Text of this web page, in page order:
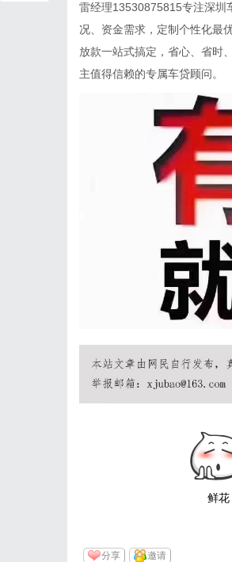
雷经理13530875815专注深圳
况、资金需求，定制个性化最
放款一站式搞定，省心、省时
主值得信赖的专属车贷顾问。
鲜花
分享 邀请